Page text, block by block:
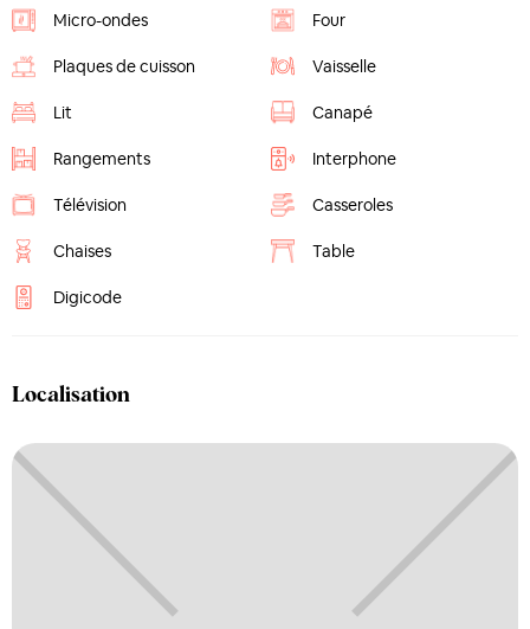
Micro-ondes Four
Plaques de cuisson Vaisselle
Lit Canapé
Rangements Interphone
Télévision Casseroles
Chaises Table
Digicode
Localisation